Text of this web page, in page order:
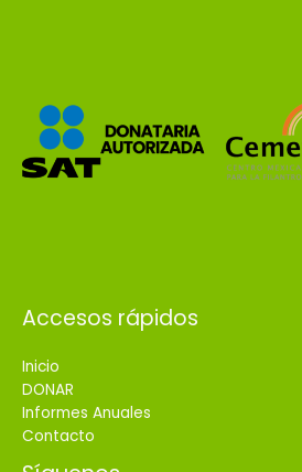
Accesos rápidos
Inicio
DONAR
Informes Anuales
Contacto